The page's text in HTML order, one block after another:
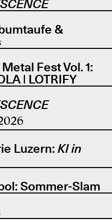
&
Fest Vol. 1:
| LOTRIFY
Luzern: KI in
Sommer-Slam